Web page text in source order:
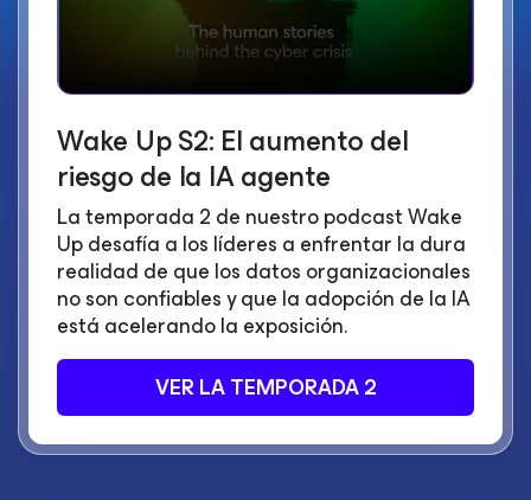
Wake Up S2: El aumento del
riesgo de la IA agente
La temporada 2 de nuestro podcast Wake
Up desafía a los líderes a enfrentar la dura
realidad de que los datos organizacionales
no son confiables y que la adopción de la IA
está acelerando la exposición.
VER LA TEMPORADA 2